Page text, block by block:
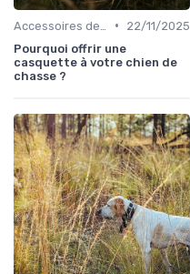
•
22/11/2025
Pourquoi offrir une
casquette à votre chien de
chasse ?